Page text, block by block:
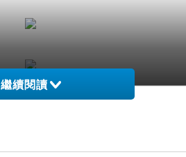
繼續閱讀